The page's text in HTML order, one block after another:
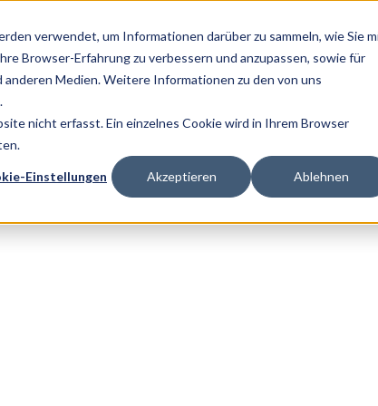
verwendet, um Informationen darüber zu sammeln, wie Sie
Browser-Erfahrung zu verbessern und anzupassen, sowie für
Medien. Weitere Informationen zu den von uns
nicht erfasst. Ein einzelnes Cookie wird in Ihrem Browser
Einstellungen Akzeptieren Ablehnen